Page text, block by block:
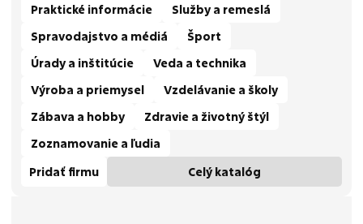
Praktické informácie
Služby a remeslá
Spravodajstvo a médiá
Šport
Úrady a inštitúcie
Veda a technika
Výroba a priemysel
Vzdelávanie a školy
Zábava a hobby
Zdravie a životný štýl
Zoznamovanie a ľudia
Pridať firmu
Celý katalóg